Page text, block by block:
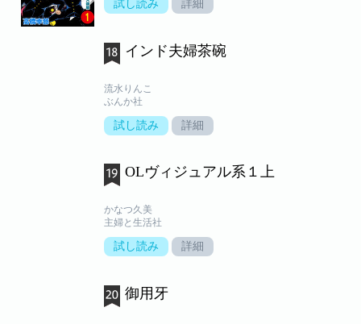
試し読み 詳細
インド夫婦茶碗
流水りんこ
ぶんか社
試し読み 詳細
OLヴィジュアル系１上
かなつ久美
主婦と生活社
試し読み 詳細
御用牙